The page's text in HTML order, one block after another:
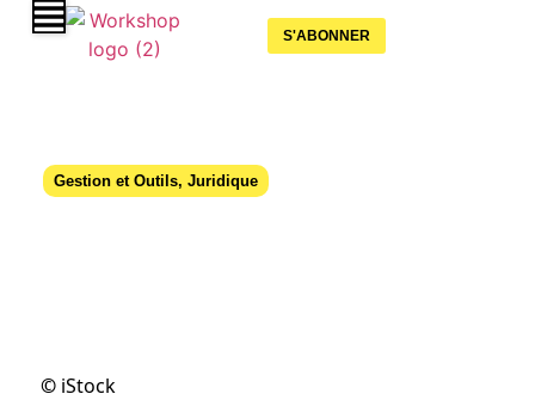
S'ABONNER
Gestion et Outils, Juridique
© iStock